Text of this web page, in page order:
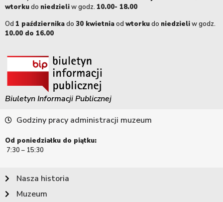
wtorkudo niedzieliw godz. 10.00- 18.00
Od 1 październikado 30 kwietniaod wtorkudo niedzieliw godz.
10.00 do 16.00
Biuletyn Informacji Publicznej
Godziny pracy administracji muzeum
Od poniedziałku do piątku:
7:30 – 15:30
Nasza historia
Muzeum